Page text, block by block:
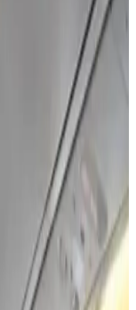
صورة تعبيرية
لماذا لا توفر
الأسباب العلمية
الأكسجين إلى تصميم
يتساءل الكثيرون:
نجاة؟ الإجابة ليست
وعلى
أفضل مظلة يمكن أن
لماذا لا
الطائرات
- السرعة القاتلة : عند
بجسم الطائرة أو